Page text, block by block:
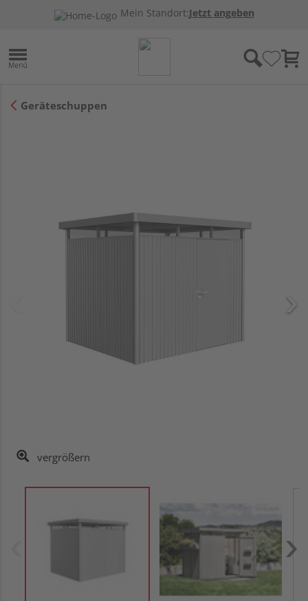
Mein Standort:Jetzt angeben
Geräteschuppen
vergrößern